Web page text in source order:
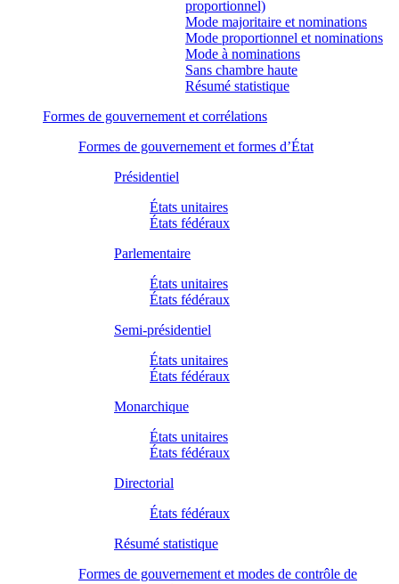
proportionnel)
Mode majoritaire et nominations
Mode proportionnel et nominations
Mode à nominations
Sans chambre haute
Résumé statistique
Formes de gouvernement et corrélations
Formes de gouvernement et formes d’État
Présidentiel
États unitaires
États fédéraux
Parlementaire
États unitaires
États fédéraux
Semi-présidentiel
États unitaires
États fédéraux
Monarchique
États unitaires
États fédéraux
Directorial
États fédéraux
Résumé statistique
Formes de gouvernement et modes de contrôle de